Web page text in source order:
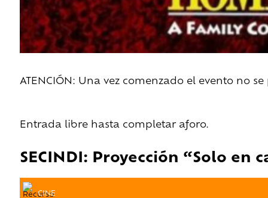
ATENCIÓN: Una vez comenzado el evento no
Entrada libre hasta completar aforo.
SECINDI: Proyección “Solo en
CINE